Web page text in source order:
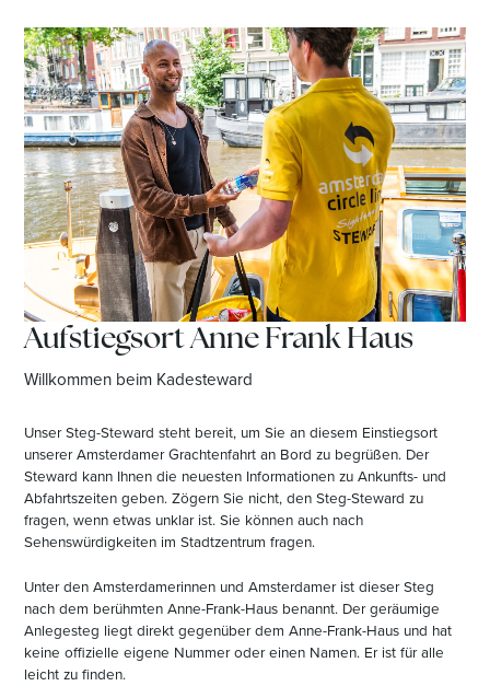
Aufstiegsort Anne Frank Haus
Willkommen beim Kadesteward
Unser Steg-Steward steht bereit, um Sie an diesem Einstiegsort
unserer Amsterdamer Grachtenfahrt an Bord zu begrüßen. Der
Steward kann Ihnen die neuesten Informationen zu Ankunfts- und
Abfahrtszeiten geben. Zögern Sie nicht, den Steg-Steward zu
fragen, wenn etwas unklar ist. Sie können auch nach
Sehenswürdigkeiten im Stadtzentrum fragen.
Unter den Amsterdamerinnen und Amsterdamer ist dieser Steg
nach dem berühmten Anne-Frank-Haus benannt. Der geräumige
Anlegesteg liegt direkt gegenüber dem Anne-Frank-Haus und hat
keine offizielle eigene Nummer oder einen Namen. Er ist für alle
leicht zu finden.